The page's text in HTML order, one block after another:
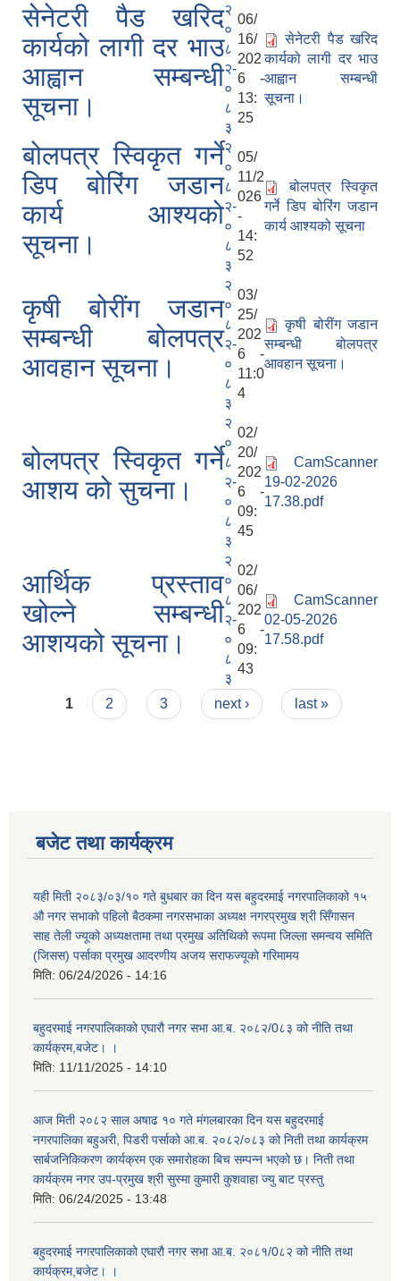
सेनेटरी पैड खरिद
कार्यको लागी दर भाउ
आह्वान सम्बन्धी
सूचना।
२
०
८
२-
०
८
३
06/
16/
202
6 -
13:
25
सेनेटरी पैड खरिद
कार्यको लागी दर भाउ
आह्वान सम्बन्धी
सूचना।
बोलपत्र स्विकृत गर्ने
डिप बोरिंग जडान
कार्य आश्यको
सूचना।
२
०
८
२-
०
८
३
05/
11/2
026
-
14:
52
बोलपत्र स्विकृत
गर्ने डिप बोरिंग जडान
कार्य आश्यको सूचना
कृषी बोरींग जडान
सम्बन्धी बोलपत्र
आवहान सूचना।
२
०
८
२-
०
८
३
03/
25/
202
6 -
11:0
4
कृषी बोरींग जडान
सम्बन्धी बोलपत्र
आवहान सूचना।
बोलपत्र स्विकृत गर्ने
आशय को सुचना।
२
०
८
२-
०
८
३
02/
20/
202
6 -
09:
45
CamScanner
19-02-2026
17.38.pdf
आर्थिक प्रस्ताव
खोल्ने सम्बन्धी
आशयको सूचना।
२
०
८
२-
०
८
३
02/
06/
202
6 -
09:
43
CamScanner
02-05-2026
17.58.pdf
Pages
1 2 3 next › last »
बजेट तथा कार्यक्रम
यही मिती २०८३/०३/१० गते बुधबार का दिन यस बहुदरमाई नगरपालिकाको १५
औ नगर सभाको पहिलो बैठकमा नगरसभाका अध्यक्ष नगरप्रमुख श्री सिँगासन
साह तेली ज्यूको अध्यक्षतामा तथा प्रमुख अतिथिको रूपमा जिल्ला समन्वय समिति
(जिसस) पर्साका प्रमुख आदरणीय अजय सराफज्यूको गरिमामय
मिति: 06/24/2026 - 14:16
बहुदरमाई नगरपालिकाको एघारौ नगर सभा आ.ब. २०८२/0८३ को नीति तथा
कार्यक्रम,बजेट। ।
मिति: 11/11/2025 - 14:10
आज मिती २०८२ साल अषाढ १० गते मंगलबारका दिन यस बहुदरमाई
नगरपालिका बहुअरी, पिडरी पर्साको आ.ब. २०८२/०८३ को निती तथा कार्यक्रम
सार्बजनिकिकरण कार्यक्रम एक समारोहका बिच सम्पन्न भएको छ। निती तथा
कार्यक्रम नगर उप-प्रमुख श्री सुस्मा कुमारी कुशवाहा ज्यु बाट प्रस्तु
मिति: 06/24/2025 - 13:48
बहुदरमाई नगरपालिकाको एघारौ नगर सभा आ.ब. २०८१/0८२ को नीति तथा
कार्यक्रम,बजेट। ।